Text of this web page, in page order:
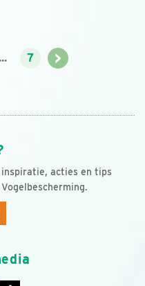
7 >
inspiratie, acties en tips